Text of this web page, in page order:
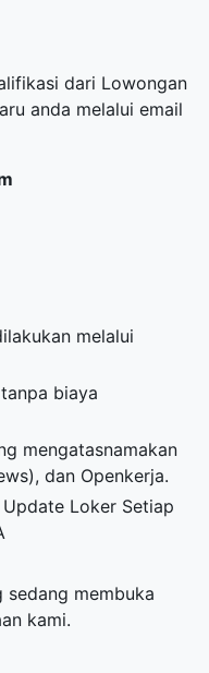
dari Lowongan
anda melalui email
melalui
biaya
mengatasnamakan
dan Openkerja.
Loker Setiap
sedang membuka
kami.